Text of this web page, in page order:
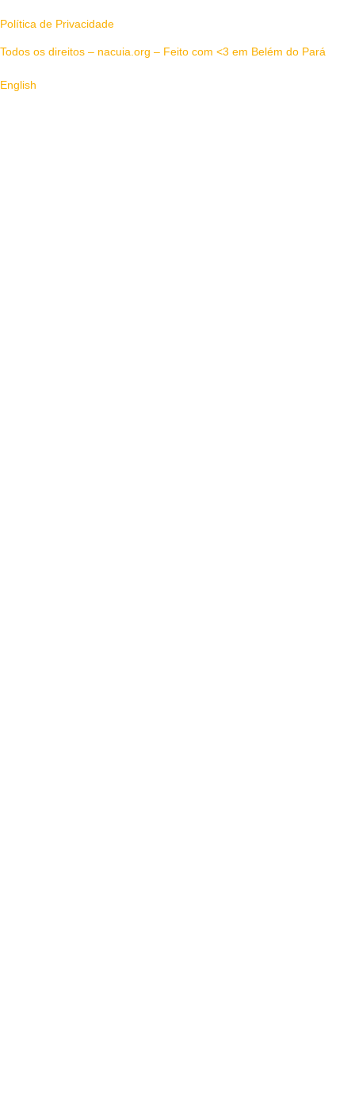
Política de Privacidade
Todos os direitos – nacuia.org – Feito com <3 em Belém do Pará
English